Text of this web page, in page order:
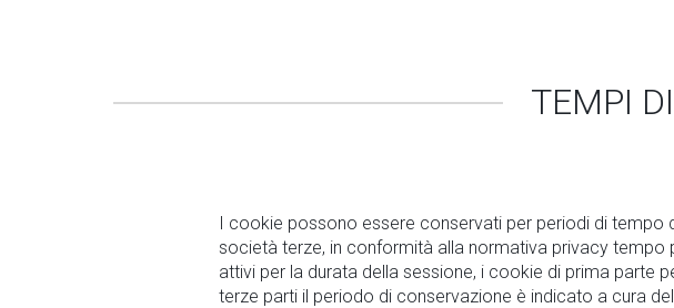
TEMPI
I cookie possono essere conservati per periodi di tempo
società terze, in conformità alla normativa privacy
attivi per la durata della sessione, i cookie di prima parte
terze parti il periodo di conservazione è indicato a cura